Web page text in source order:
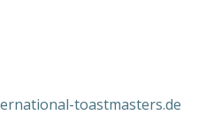
toastmasters.de